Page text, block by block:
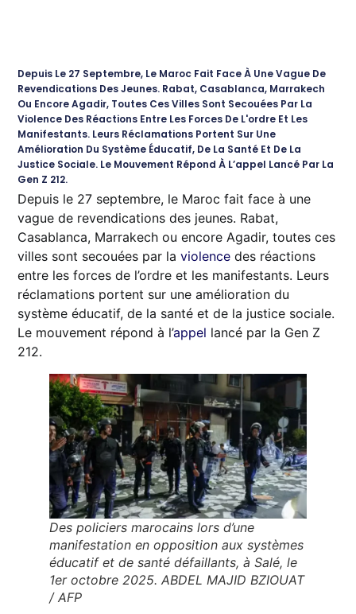
Depuis Le 27 Septembre, Le Maroc Fait Face À Une Vague De
Revendications Des Jeunes. Rabat, Casablanca, Marrakech
Ou Encore Agadir, Toutes Ces Villes Sont Secouées Par La
Violence Des Réactions Entre Les Forces De L'ordre Et Les
Manifestants. Leurs Réclamations Portent Sur Une
Amélioration Du Système Éducatif, De La Santé Et De La
Justice Sociale. Le Mouvement Répond À L’appel Lancé Par La
Gen Z 212.
Depuis le 27 septembre, le Maroc fait face à une
vague de revendications des jeunes. Rabat,
Casablanca, Marrakech ou encore Agadir, toutes ces
villes sont secouées par laviolence des réactions
entre les forces de l’ordre et les manifestants. Leurs
réclamations portent sur une amélioration du
système éducatif, de la santé et de la justice sociale.
Le mouvement répond à l’appel lancé par la Gen Z
212.
Des policiers marocains lors d’une
manifestation en opposition aux systèmes
éducatif et de santé défaillants, à Salé, le
1er octobre 2025. ABDEL MAJID BZIOUAT
/ AFP